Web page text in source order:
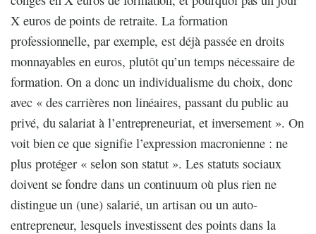
X euros de points de retraite. La formation
professionnelle, par exemple, est déjà passée en droits
monnayables en euros, plutôt qu’un temps nécessaire de
formation. On a donc un individualisme du choix, donc
avec « des carrières non linéaires, passant du public au
privé, du salariat à l’entrepreneuriat, et inversement ». On
voit bien ce que signifie l’expression macronienne : ne
plus protéger « selon son statut ». Les statuts sociaux
doivent se fondre dans un continuum où plus rien ne
distingue un (une) salarié, un artisan ou un auto-
entrepreneur, lesquels investissent des points dans la